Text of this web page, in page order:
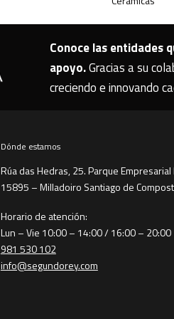
Conoce las entidades
apoyo.Gracias a su
creciendo e innovando
Dónde estamos
Rúa das Hedras, 25. Parque
15895 – Milladoiro Santiago de
Horario de atención:
Lun – Vie 10:00 – 14:00 / 16:00 – 20:00
981 530 102
info@segundorey.com